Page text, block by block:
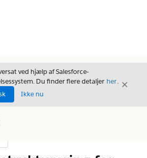
ved hjælp af Salesforce-
Du finder flere detaljer her.
Ikke nu
Luk